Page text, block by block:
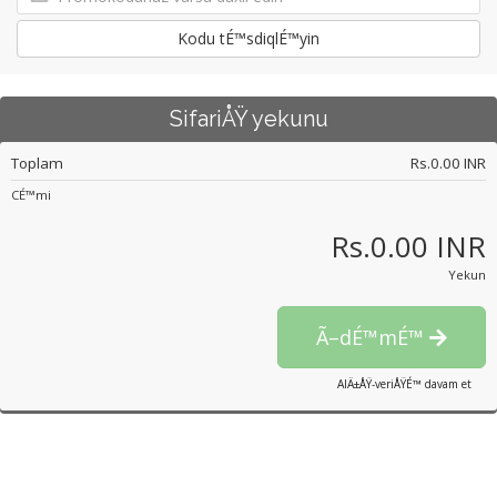
Kodu tÉ™sdiqlÉ™yin
SifariÅŸ yekunu
Toplam Rs.0.00 INR
CÉ™mi
Rs.0.00 INR
Yekun
Ã–dÉ™mÉ™
AlÄ±ÅŸ-veriÅŸÉ™ davam et